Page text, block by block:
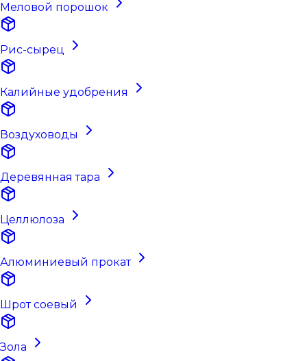
Меловой порошок
Рис-сырец
Калийные удобрения
Воздуховоды
Деревянная тара
Целлюлоза
Алюминиевый прокат
Шрот соевый
Зола